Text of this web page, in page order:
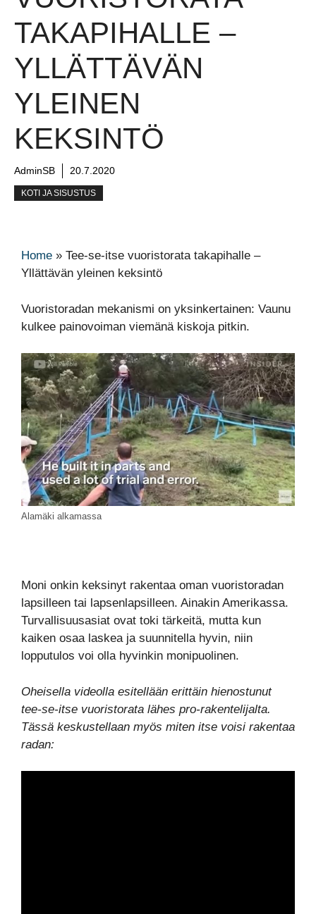
TAKAPIHALLE –
YLLÄTTÄVÄN
YLEINEN
KEKSINTÖ
AdminSB 20.7.2020
KOTI JA SISUSTUS
Home » Tee-se-itse vuoristorata takapihalle –
Yllättävän yleinen keksintö
Vuoristoradan mekanismi on yksinkertainen: Vaunu
kulkee painovoiman viemänä kiskoja pitkin.
Alamäki alkamassa
Moni onkin keksinyt rakentaa oman vuoristoradan
lapsilleen tai lapsenlapsilleen. Ainakin Amerikassa.
Turvallisuusasiat ovat toki tärkeitä, mutta kun
kaiken osaa laskea ja suunnitella hyvin, niin
lopputulos voi olla hyvinkin monipuolinen.
Oheisella videolla esitellään erittäin hienostunut
tee-se-itse vuoristorata lähes pro-rakentelijalta.
Tässä keskustellaan myös miten itse voisi rakentaa
radan: